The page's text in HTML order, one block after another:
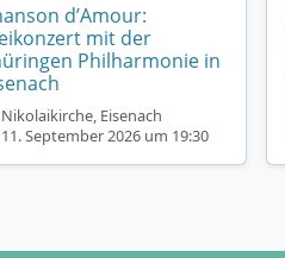
d’Amour:
mit der
Philharmonie in
Nikolaikirche, Eisenach
11. September 2026 um 19:30